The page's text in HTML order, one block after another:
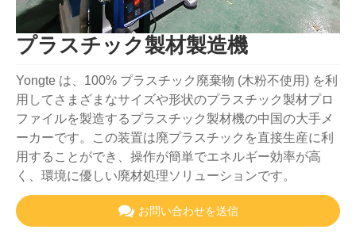
プラスチック製材製造機
Yongte は、100% プラスチック廃棄物 (木粉不使用) を利
用してさまざまなサイズや形状のプラスチック製材プロ
ファイルを製造するプラスチック製材機の中国の大手メ
ーカーです。この装置は廃プラスチックを直接生産に利
用することができ、操作が簡単でエネルギー効率が高
く、環境に優しい廃材処理ソリューションです。
お問い合わせを送信